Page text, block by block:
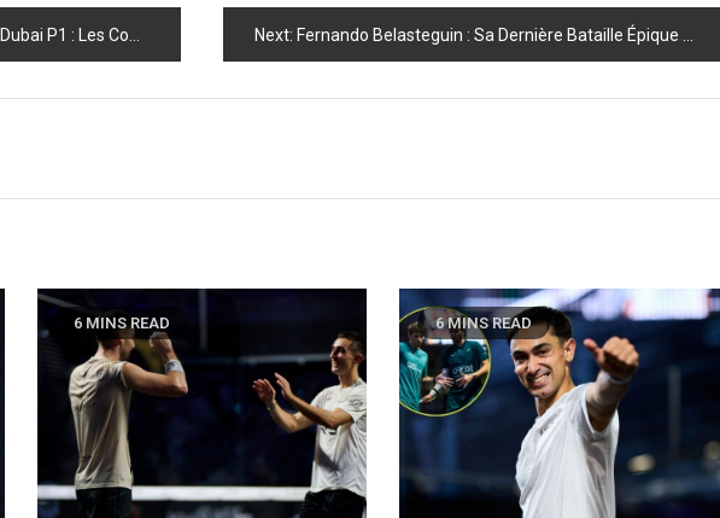
Qui Vont Changer le Monde du Padel ! Next: Fernando Belasteguin : Sa Dernière Bataille Épique pour les Tour Finals Révélée !
6 MINS READ 6 MINS READ